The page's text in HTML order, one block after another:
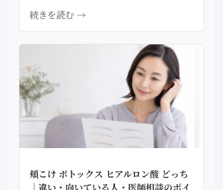
続きを読む →
頬こけ ボトックス ヒアルロン酸 どっち
｜違い・向いている人・医師相談のポイ